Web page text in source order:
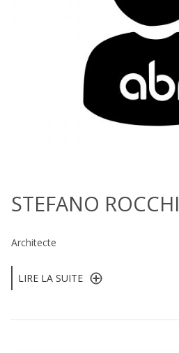
STEFANO ROCCHI
Architecte
LIRE LA SUITE